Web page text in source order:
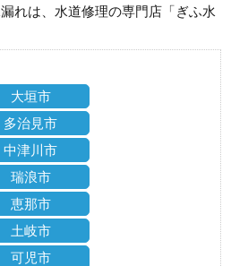
れは、水道修理の専門店「ぎふ水
大垣市
多治見市
中津川市
瑞浪市
恵那市
土岐市
可児市